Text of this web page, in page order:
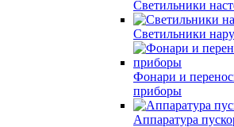
Светильники
Светильники
Фонари и
приборы
Аппаратура